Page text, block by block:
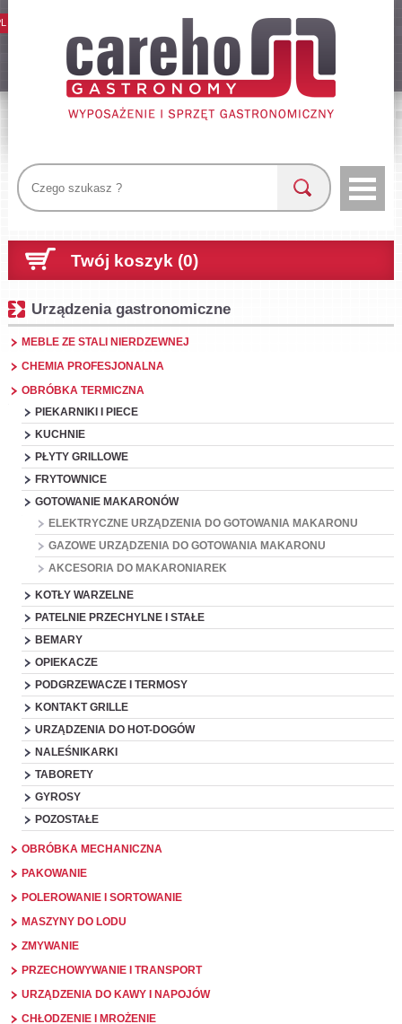
Twój koszyk (0)
Urządzenia gastronomiczne
MEBLE ZE STALI NIERDZEWNEJ
CHEMIA PROFESJONALNA
OBRÓBKA TERMICZNA
PIEKARNIKI I PIECE
KUCHNIE
PŁYTY GRILLOWE
FRYTOWNICE
GOTOWANIE MAKARONÓW
ELEKTRYCZNE URZĄDZENIA DO GOTOWANIA MAKARONU
GAZOWE URZĄDZENIA DO GOTOWANIA MAKARONU
AKCESORIA DO MAKARONIAREK
KOTŁY WARZELNE
PATELNIE PRZECHYLNE I STAŁE
BEMARY
OPIEKACZE
PODGRZEWACZE I TERMOSY
KONTAKT GRILLE
URZĄDZENIA DO HOT-DOGÓW
NALEŚNIKARKI
TABORETY
GYROSY
POZOSTAŁE
OBRÓBKA MECHANICZNA
PAKOWANIE
POLEROWANIE I SORTOWANIE
MASZYNY DO LODU
ZMYWANIE
PRZECHOWYWANIE I TRANSPORT
URZĄDZENIA DO KAWY I NAPOJÓW
CHŁODZENIE I MROŻENIE